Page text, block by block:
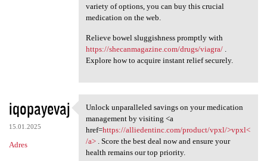
variety of options, you can buy this crucial
medication on the web.
Relieve bowel sluggishness promptly with
https://shecanmagazine.com/drugs/viagra/.
Explore how to acquire instant relief securely.
iqopayevaj
15.01.2025
Adres
Unlock unparalleled savings
Unlock unparalleled savings on your medication
management by visiting <a
href=https://alliedentinc.com/product/vpxl/>vpxl<
/a>. Score the best deal now and ensure your
health remains our top priority.